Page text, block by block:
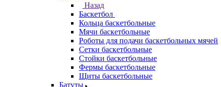
Назад
Баскетбол
Кольца баскетбольные
Мячи баскетбольные
Роботы для подачи баскетбольных мячей
Сетки баскетбольные
Стойки баскетбольные
Фермы баскетбольные
Щиты баскетбольные
Батуты